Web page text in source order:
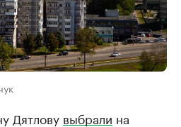
Дятлову выбрали на